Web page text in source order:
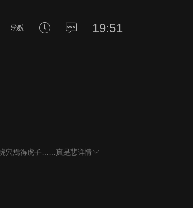
导航 19:51
虎穴焉得虎子……真是悲详情